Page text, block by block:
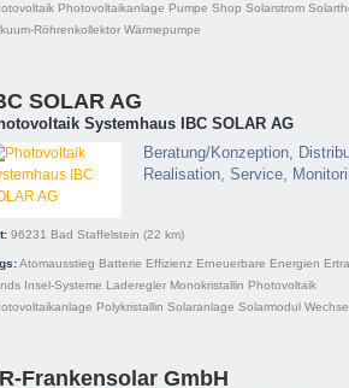
Photovoltaikanlage Pumpe Shop Solarstrom
Röhrenkollektor Wärmepumpe
SOLAR AG
Systemhaus IBC SOLAR AG
Beratung/Konzeption,
Realisation, Service,
96231 Bad Staffelstein (22 km)
Atomausstieg Batterie Effizienz Erneuerbare Energien
Insel-Systeme Laderegler Monokristallin Photovoltaik
Polykristallin Solaranlage Solarmodul
Frankensolar GmbH